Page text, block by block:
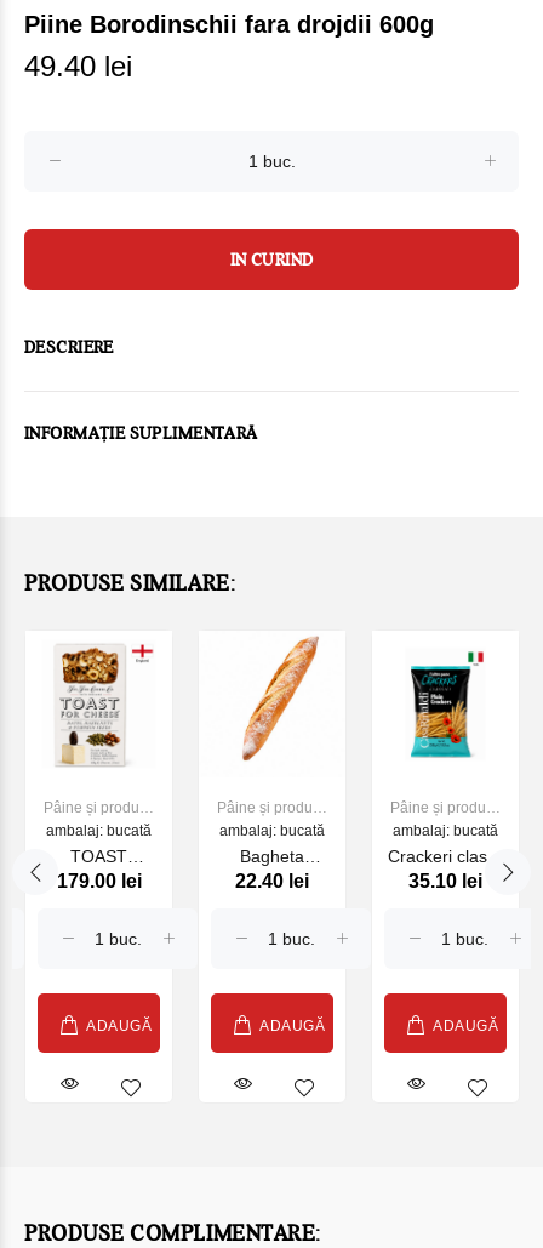
Piine Borodinschii fara drojdii 600g
49.40 lei
IN CURIND
DESCRIERE
INFORMAȚIE SUPLIMENTARĂ
PRODUSE SIMILARE:
Pâine și produse
de panificație
ambalaj: bucată
TOAST
CHEESE
CITROU 100G
179.00 lei
ADAUGĂ
Pâine și produse
de panificație
ambalaj: bucată
Bagheta
franceza 300g
22.40 lei
ADAUGĂ
Pâine și produse
de panificație
ambalaj: bucată
Crackeri clasici
CR 250g
35.10 lei
ADAUGĂ
PRODUSE COMPLIMENTARE: